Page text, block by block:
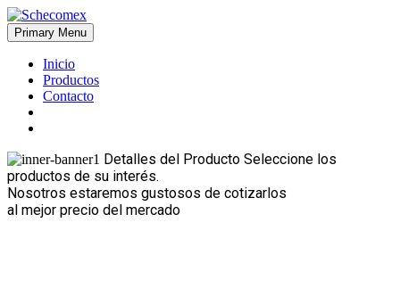
Skip
to
content
Schecomex
Herramientas, materiales y acabados para la construcción
Primary Menu
Inicio
Productos
Contacto
Detalles del Producto Seleccione los
productos de su interés.
Nosotros estaremos gustosos de cotizarlos
al mejor precio del mercado